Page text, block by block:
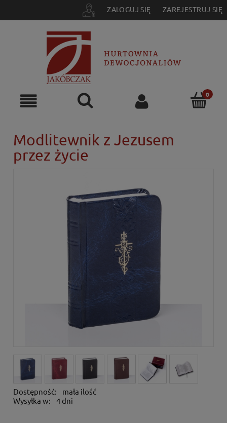
ZALOGUJ SIĘ ZAREJESTRUJ SIĘ
Modlitewnik z Jezusem
przez życie
Dostępność:
mała ilość
Wysyłka w:
4 dni